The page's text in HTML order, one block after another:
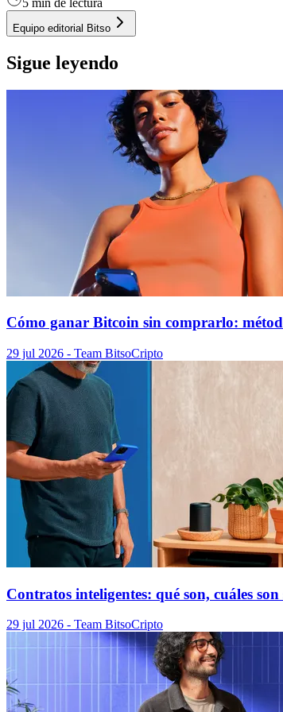
Equipo editorial Bitso
Sigue leyendo
Cómo ganar Bitcoin sin comprarlo:
29 jul 2026 - Team BitsoCripto
Contratos inteligentes: qué son, cuáles
29 jul 2026 - Team BitsoCripto